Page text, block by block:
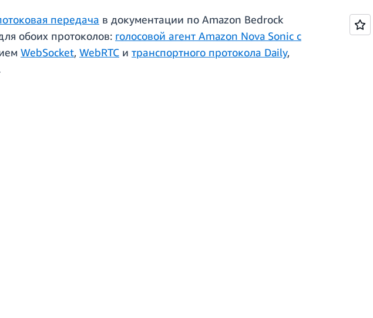
передача в документации по Amazon Bedrock
обоих протоколов: голосовой агент Amazon Nova Sonic с
WebSocket, WebRTC и транспортного протокола Daily,